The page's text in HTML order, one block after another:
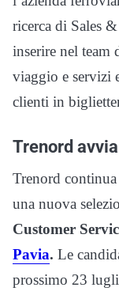
ricerca di Sales
inserire nel
viaggio e servizi
clienti in
Trenord
Trenord continua
una nuova
Customer
Pavia. Le
prossimo 23